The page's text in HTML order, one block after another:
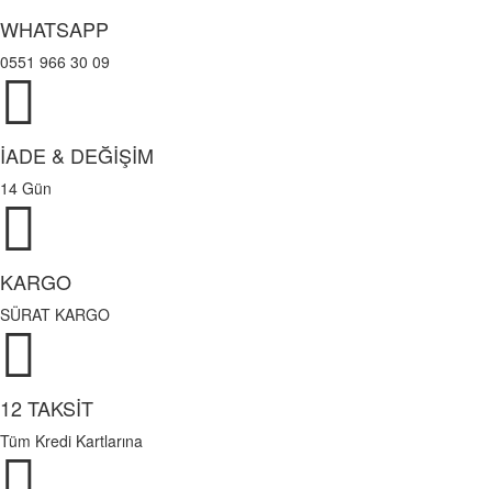
WHATSAPP
0551 966 30 09
İADE & DEĞİŞİM
14 Gün
KARGO
SÜRAT KARGO
12 TAKSİT
Tüm Kredi Kartlarına